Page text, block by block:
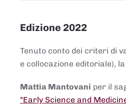
Edizione 2022
Tenuto conto dei criteri di
e collocazione editoriale),
Mattia Mantovani per il
"Early Science and